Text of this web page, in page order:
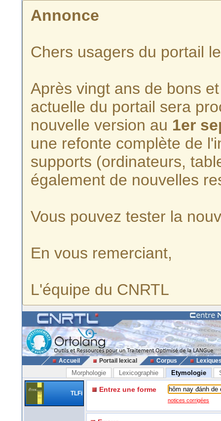
Annonce
Chers usagers du portail
Après vingt ans de bons
actuelle du portail sera
nouvelle version au 1er
une refonte complète de
supports (ordinateurs,
également de nouvelles
Vous pouvez tester la
En vous remerciant,
L'équipe du CNRTL
Accueil Portail lexical Corpus
Morphologie Lexicographie Etymologie
TLFi Entrez une forme
notices corrigées